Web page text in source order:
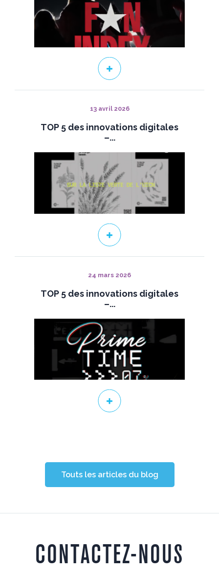
13 avril 2026
TOP 5 des innovations digitales
–...
24 mars 2026
TOP 5 des innovations digitales
–...
Touts les articles du blog
CONTACTEZ-NOUS